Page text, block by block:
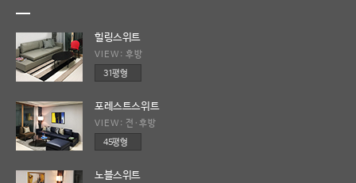
힐링스위트
VIEW: 후방
31평형
포레스트스위트
VIEW: 전·후방
45평형
노블스위트